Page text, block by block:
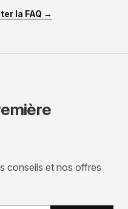
la FAQ →
conseils et nos offres